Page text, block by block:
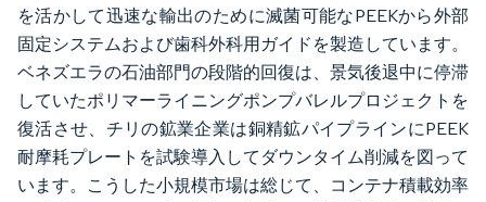
を活かして迅速な輸出のために滅菌可能なPEEKから外部
固定システムおよび歯科外科用ガイドを製造しています。
ベネズエラの石油部門の段階的回復は、景気後退中に停滞
していたポリマーライニングポンプバレルプロジェクトを
復活させ、チリの鉱業企業は銅精鉱パイプラインにPEEK
耐摩耗プレートを試験導入してダウンタイム削減を図って
います。こうした小規模市場は総じて、コンテナ積載効率